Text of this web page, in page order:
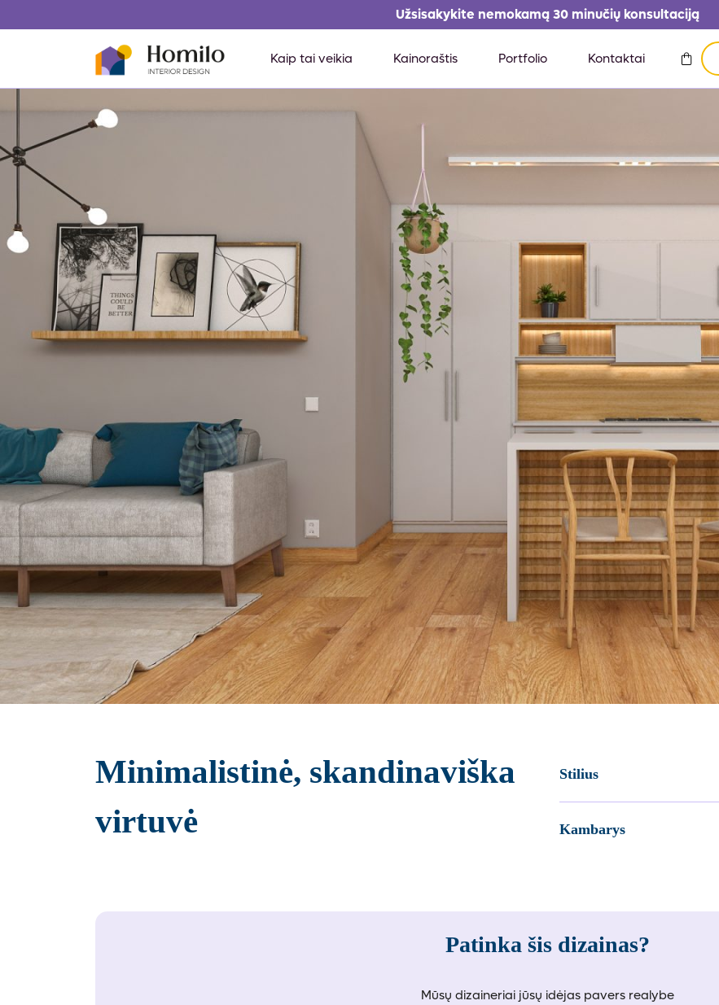
Užsisakykite nemokamą 30 minučių konsultaciją
Kaip tai veikia Kainoraštis Portfolio Kontaktai
Minimalistinė, skandinaviška
virtuvė
Stilius
Kambarys
Patinka šis dizainas?
Mūsų dizaineriai jūsų idėjas pavers realybe